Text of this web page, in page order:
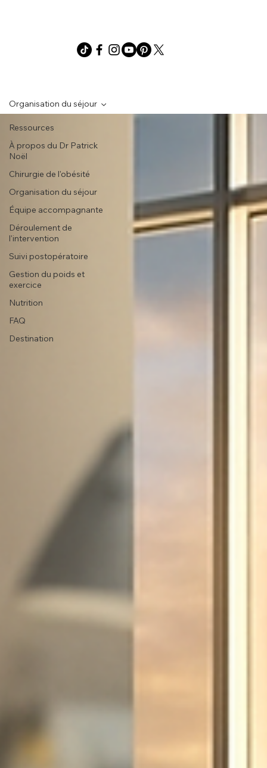
Ressources
À propos du Dr Patrick
Noël
Chirurgie de l'obésité
Organisation du séjour
Équipe accompagnante
Déroulement de
l'intervention
Suivi postopératoire
Gestion du poids et
exercice
Nutrition
FAQ
Destination
Organisation du séjour